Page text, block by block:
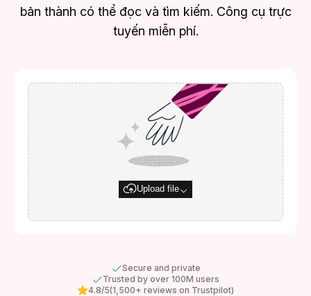
bản thành có thể đọc và tìm kiếm. Công cụ trực
tuyến miễn phí.
Upload file
Secure and private
Trusted by over 100M users
4.8/5(1,500+ reviews on Trustpilot)